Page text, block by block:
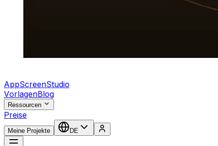
AppScreenStudio
VorlagenBlog
Ressourcen
Preise
Meine Projekte DE